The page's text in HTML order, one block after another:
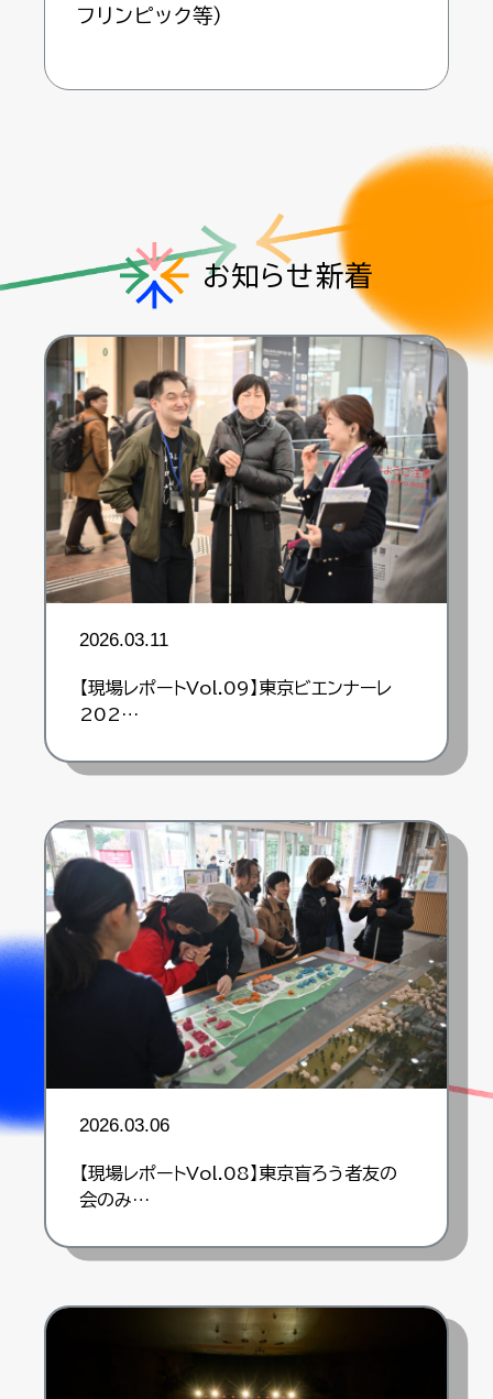
フリンピック等）
お知らせ新着
2026.03.11
【現場レポートVol.09】東京ビエンナーレ
202…
2026.03.06
【現場レポートVol.08】東京盲ろう者友の
会のみ…